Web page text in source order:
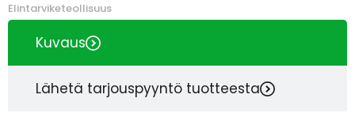
Elintarviketeollisuus
Kuvaus
Lähetä tarjouspyyntö tuotteesta